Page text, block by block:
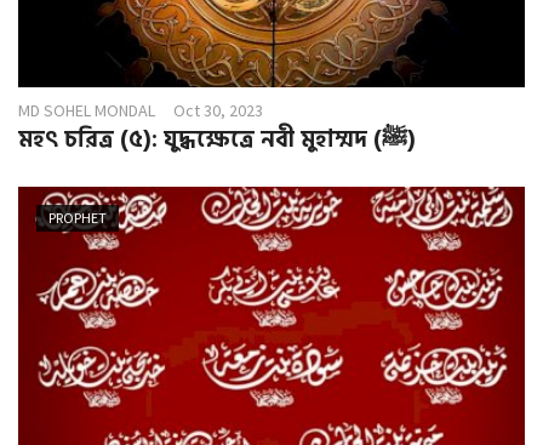
MD SOHEL MONDAL Oct 30, 2023
মহৎ চরিত্র (৫): যুদ্ধক্ষেত্রে নবী মুহাম্মদ (ﷺ)
PROPHET